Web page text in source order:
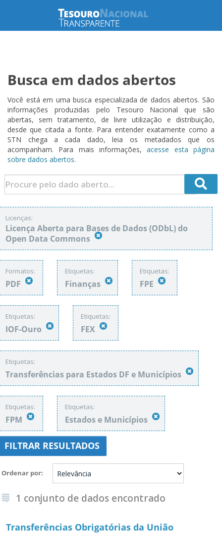
Busca em dados abertos
Você está em uma busca especializada de dados abertos. São
informações produzidas pelo Tesouro Nacional que são
abertas, sem tratamento, de livre utilização e distribuição,
desde que citada a fonte. Para entender exatamente como a
STN chega a cada dado, leia os metadados que os
acompanham. Para mais informações,acesse esta página
sobre dados abertos.
Licenças:
Licença Aberta para Bases de Dados (ODbL) do
Open Data Commons
Formatos:
PDF
Etiquetas:
Finanças
Etiquetas:
FPE
Etiquetas:
IOF-Ouro
Etiquetas:
FEX
Etiquetas:
Transferências para Estados DF e Municípios
Etiquetas:
FPM
Etiquetas:
Estados e Municípios
FILTRAR RESULTADOS
Ordenar por
1 conjunto de dados encontrado
Transferências Obrigatórias da União